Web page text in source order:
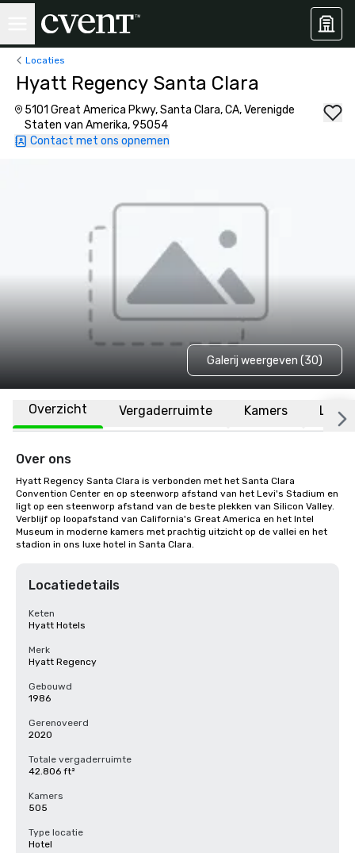
Locaties
Hyatt Regency Santa Clara
5101 Great America Pkwy, Santa Clara, CA, Verenigde
Staten van Amerika, 95054
Contact met ons opnemen
Galerij weergeven (30)
Overzicht Vergaderruimte Kamers
Over ons
Hyatt Regency Santa Clara is verbonden met het Santa Clara
Convention Center en op steenworp afstand van het Levi's Stadium en
ligt op een steenworp afstand van de beste plekken van Silicon Valley.
Verblijf op loopafstand van California's Great America en het Intel
Museum in moderne kamers met prachtig uitzicht op de vallei en het
stadion in ons luxe hotel in Santa Clara.
Locatiedetails
Keten
Hyatt Hotels
Merk
Hyatt Regency
Gebouwd
1986
Gerenoveerd
2020
Totale vergaderruimte
42.806 ft²
Kamers
505
Type locatie
Hotel